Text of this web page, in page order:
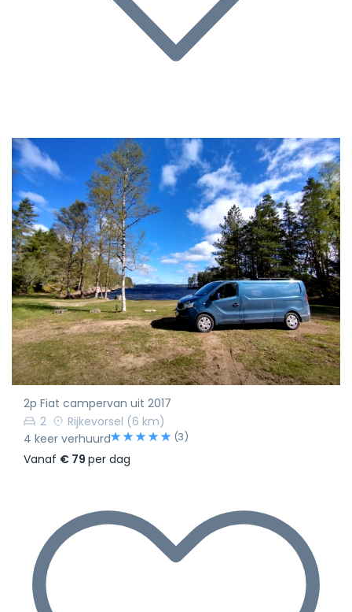
2p Fiat campervan uit 2017
2
Rijkevorsel (6 km)
4 keer verhuurd
(3)
Vanaf € 79 per dag